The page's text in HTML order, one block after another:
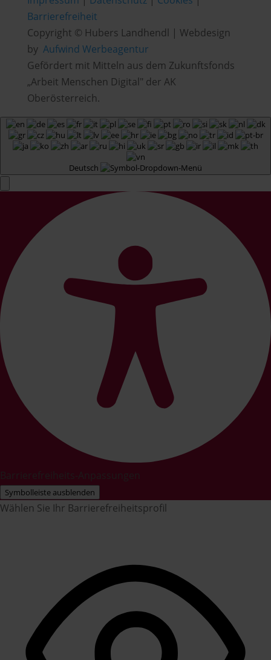
Barrierefreiheit
Copyright © Hubers Landhendl | Webdesign
by Aufwind Werbeagentur
Gefördert mit Mitteln aus dem Zukunftsfonds
„Arbeit Menschen Digital" der AK
Oberösterreich.
Deutsch
Symbolleiste ausblenden
Wählen Sie Ihr Barrierefreiheitsprofil